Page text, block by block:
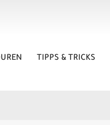
TIPPS & TRICKS